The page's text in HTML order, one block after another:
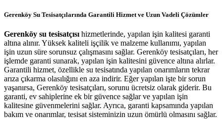
Gerenköy Su Tesisatçılarında Garantili Hizmet ve Uzun Vadeli Çözümler
Gerenköy su tesisatçısı hizmetlerinde, yapılan işin kalitesi garanti
altına alınır. Yüksek kaliteli işçilik ve malzeme kullanımı, yapılan
işin uzun süre sorunsuz çalışmasını sağlar. Gerenköy tesisatçıları, her
işlemde garanti sunarak, yapılan işin kalitesini güvence altına alırlar.
Garantili hizmet, özellikle su tesisatında yapılan onarımların tekrar
arıza çıkarma olasılığını en aza indirir. Eğer yapılan işte bir sorun
yaşanırsa, Gerenköy tesisatçıları, sorunu ücretsiz olarak giderir. Bu
garanti, ev sahiplerine ek bir güvence sağlar ve yapılan işin
kalitesine güvenmelerini sağlar. Ayrıca, garanti kapsamında yapılan
bakım ve onarımlar, tesisat sisteminizin uzun ömürlü olmasını sağlar.